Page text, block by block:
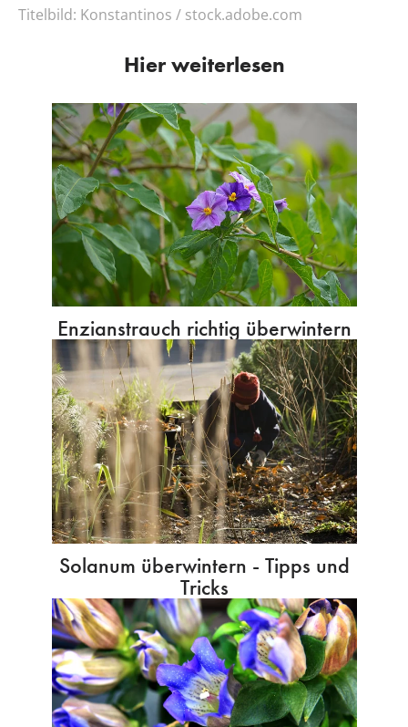
Titelbild: Konstantinos / stock.adobe.com
Hier weiterlesen
Enzianstrauch richtig überwintern
Solanum überwintern - Tipps und
Tricks